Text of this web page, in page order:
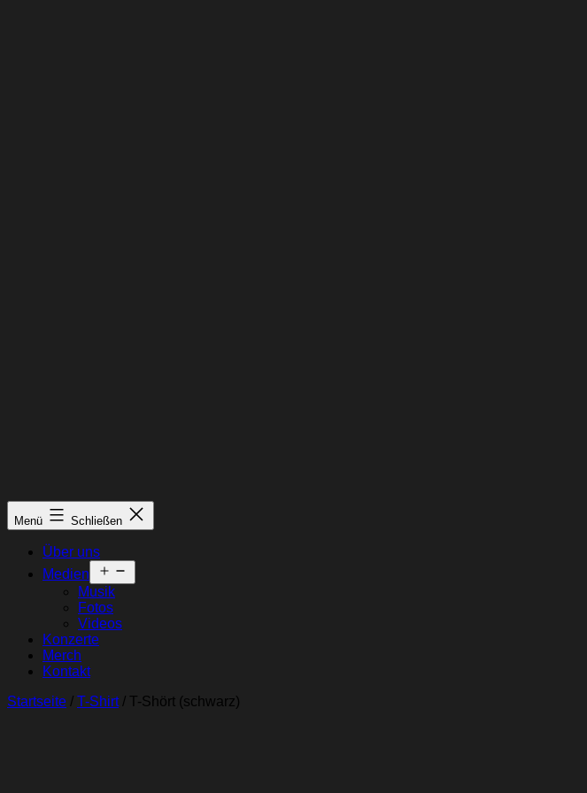
Menü Schließen
Über uns
Medien
öffnen
Musik
Fotos
Videos
Konzerte
Merch
Kontakt
Startseite / T-Shirt/ T-Shört (schwarz)